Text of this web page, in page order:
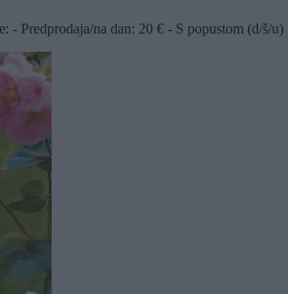
- Predprodaja/na dan: 20 € - S popustom (d/š/u)